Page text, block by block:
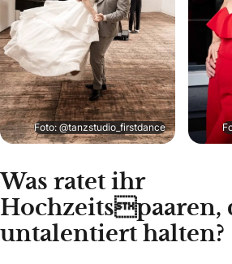
Foto: @tanzstudio_firstdance
Was ratet ihr
Hochzeitspaaren,
untalentiert halten?